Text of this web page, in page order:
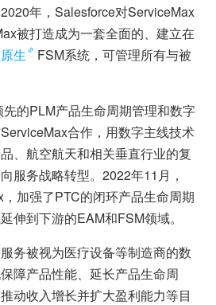
年，Salesforce对ServiceMax
被打造成为一套全面的、建立在
生
FSM系统，可管理所有与被
的PLM产品生命周期管理和数字
合作，用数字主线技术
、航空航天和相关垂直行业的复
服务战略转型。2022年11月，
加强了PTC的闭环产品生命周期
伸到下游的EAM和FSM领域。
务被视为医疗设备等制造商的数
障产品性能、延长产品生命周
动收入增长并扩大盈利能力等目